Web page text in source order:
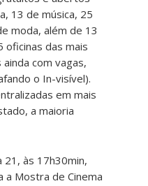
13 de música, 25
moda, além de 13
oficinas das mais
com vagas,
o In-visível).
em mais
a maioria
21, às 17h30min,
a Mostra de Cinema